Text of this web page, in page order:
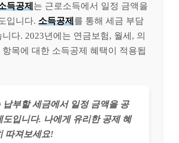
득공제 는 근로소득에서 일정 금액을
입니다. 소득공제 를 통해 세금 부담
다. 2023년에는 연금보험, 월세, 의
항목에 대한 소득공제 혜택이 적용됩
납부할 세금에서 일정 금액을 공
도입니다. 나에게 유리한 공제 혜
따져보세요!